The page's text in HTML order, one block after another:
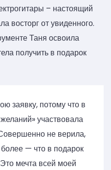
– настоящий
восторг от увиденного.
Таня освоила
получить в подарок
заявку, потому что в
участвовала
не верила,
— что в подарок
мечта всей моей